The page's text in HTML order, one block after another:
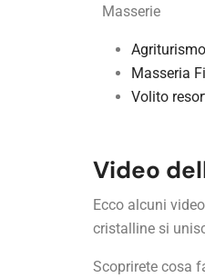
Masserie
Masseria
Volito
Video
Ecco alcuni
cristalline si
Scoprirete cosa